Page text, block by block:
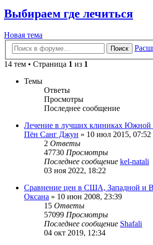
Выбираем где лечиться
Новая тема
Поиск
14 тем • Страница 1 из 1
Темы
Ответы
Просмотры
Последнее сообщение
Лечение в лучших клиниках Южной
Пён Санг Джун » 10 июл 2015, 07:52
2 Ответы
47730 Просмотры
Последнее сообщение kel-natali
03 ноя 2022, 18:22
Сравнение цен в США, Западной и
Оксана » 10 июн 2008, 23:39
15 Ответы
57099 Просмотры
Последнее сообщение Shafali
04 окт 2019, 12:34